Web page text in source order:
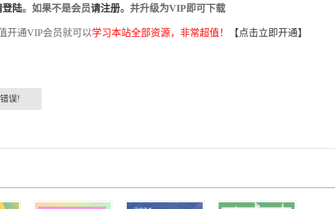
登陆。如果不是会员请注册。并升级为VIP即可下载
开通VIP会员就可以学习本站全部资源，非常超值！ 【点击立即开通】
误!